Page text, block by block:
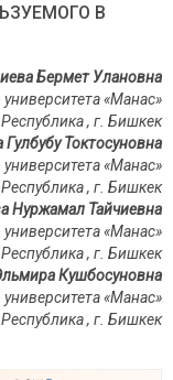
В
Бермет Улановна
«Манас»
, г. Бишкек
Токтосуновна
«Манас»
, г. Бишкек
Нуржамал Тайчиевна
«Манас»
, г. Бишкек
Кушбосуновна
«Манас»
, г. Бишкек